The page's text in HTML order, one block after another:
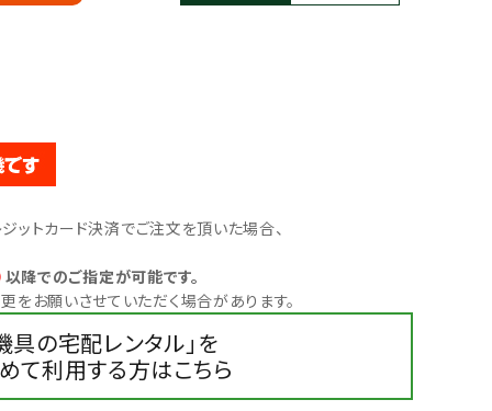
ットカード決済でご注文を頂いた場合、
以降でのご指定が可能です。
お願いさせていただく場合があります。
具の宅配レンタル」を
て利用する方はこちら